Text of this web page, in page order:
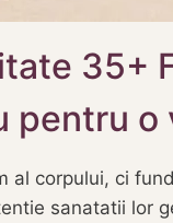
35+
o
al corpului, ci
sanatatii lor